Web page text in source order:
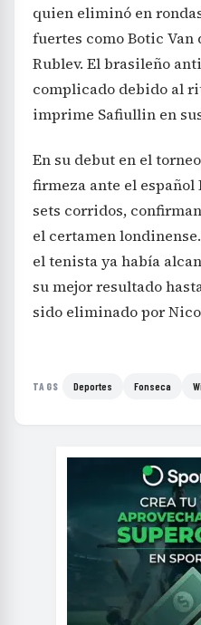
quien eliminó en
fuertes como Botic
Rublev. El brasileño
complicado debido al
imprime Safiullin en
En su debut en el
firmeza ante el
sets corridos,
el certamen
el tenista ya había
su mejor resultado
sido eliminado por
TAGS Deportes Fonseca